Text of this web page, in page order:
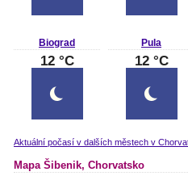
Biograd
12 °C
Pula
12 °C
Aktuální počasí v dalších městech v
Mapa Šibenik, Chorvatsko